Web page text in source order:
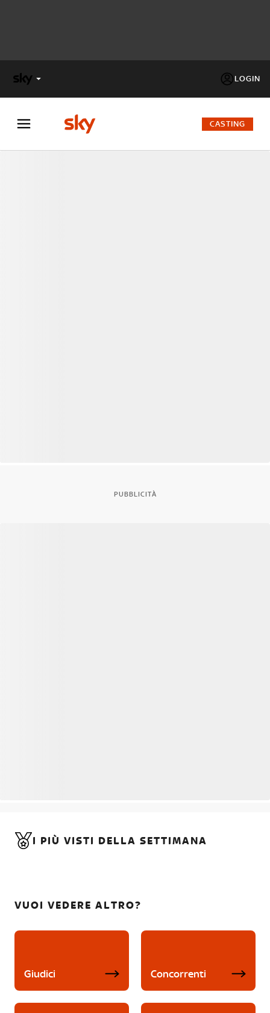
LOGIN
FACTOR
CASTING
PUBBLICITÀ
I PIÙ VISTI DELLA SETTIMANA
VUOI VEDERE ALTRO?
Giudici Concorrenti